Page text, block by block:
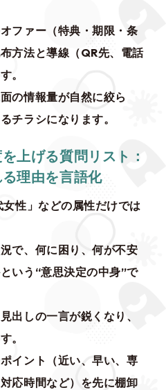
ファー（特典・期限・条
方法と導線（QR先、電話
。
の情報量が自然に絞ら
チラシになります。
上げる質問リスト：
理由を言語化
性」などの属性だけでは
で、何に困り、何が不安
いう“意思決定の中身”で
出しの一言が鋭くなり、
。
イント（近い、早い、専
応時間など）を先に棚卸